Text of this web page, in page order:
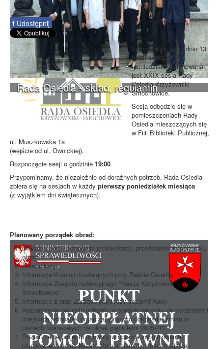
Rada Osiedla - skład, regulamin
f Udostępnij
Informujemy, że w dniu 13
kwietnia 2026 roku
(poniedziałek) planowana
jest XXIX sesja Rady
Osiedla Krzyżowniki-
Smochowice.
Sesja odbędzie się w
pomieszczeniach Rady
Osiedla mieszczących się
w Filii Biblioteki Publicznej,
ul. Muszkowska 1a
(wejście od ul. Ownickiej).
Rozpoczęcie sesji o godzinie 19:00.
Przypominamy, że niezależnie od doraźnych potrzeb, Rada Osiedla
zbiera się na sesjach w każdy pierwszy poniedziałek miesiąca
(z wyjątkiem dni świątecznych).
Planowany porządek obrad:
Otwarcie sesji, powołanie protokolanta, przedstawienie porządku
obrad.
Komunikaty.
Informacje Komisji działających przy Radzie Osiedla.
Informacje Zespołu redakcyjnego "Nasze Krzyżowniki -
Smochowice".
Informacje z prac Zarządu pomiędzy sesjami Rady.
Rozpatrzenie projektu uchwały w sprawie wniosku do wydziałów i
miejskich jednostek organizacyjnych o dokonanie zmian w
planach finansowych na okres pięcioletni 2025-2029.
Rozpatrzenie projektu uchwały w sprawie zaopiniowania
planowanego przez Miasto zbycia nieruchomości miejskiej